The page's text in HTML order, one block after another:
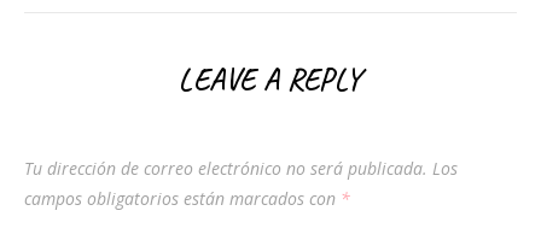
LEAVE A REPLY
Tu dirección de correo electrónico no será publicada. Los
campos obligatorios están marcados con *